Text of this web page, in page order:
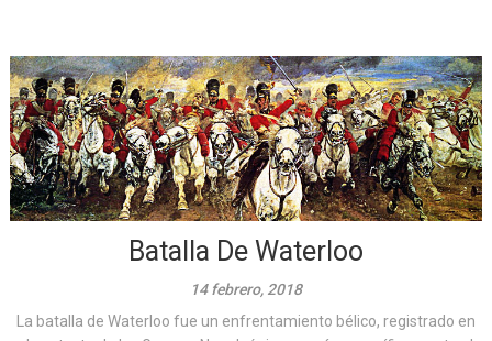
Batalla De Waterloo
14 febrero, 2018
La batalla de Waterloo fue un enfrentamiento bélico, registrado en